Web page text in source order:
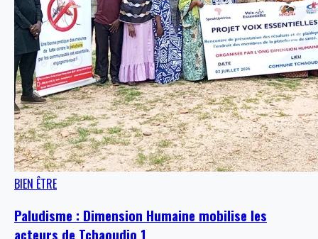
BIEN ÊTRE
Paludisme : Dimension Humaine mobilise les
acteurs de Tchaoudjo 1